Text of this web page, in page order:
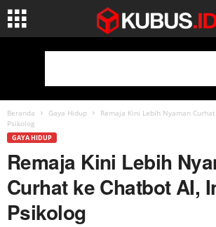
Beranda Gaya Hidup
Remaja Kini Lebih Nyaman
Psikolog
GAYA HIDUP
Remaja Kini Lebih
Curhat ke Chatbot AI,
Psikolog